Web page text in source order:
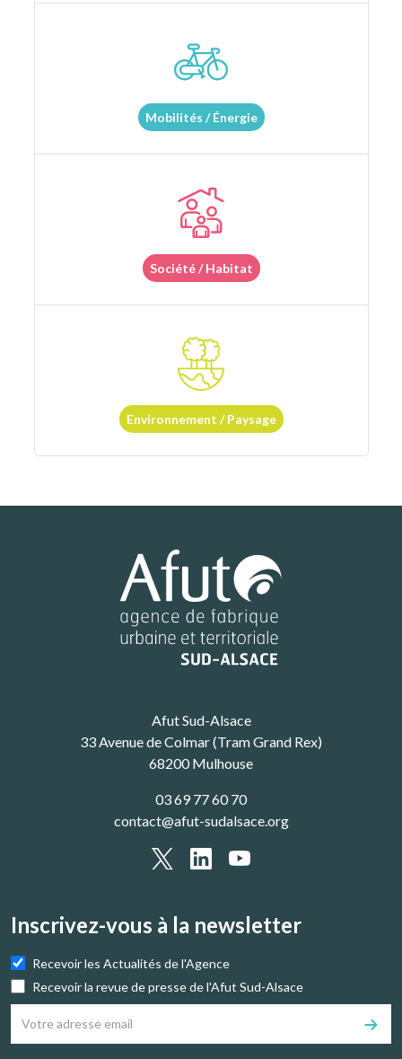
Mobilités / Énergie
Société / Habitat
Environnement / Paysage
Afut Sud-Alsace
33 Avenue de Colmar (Tram Grand Rex)
68200 Mulhouse
03 69 77 60 70
contact@afut-sudalsace.org
Inscrivez-vous à la newsletter
Recevoir les Actualités de l'Agence
Recevoir la revue de presse de l'Afut Sud-Alsace